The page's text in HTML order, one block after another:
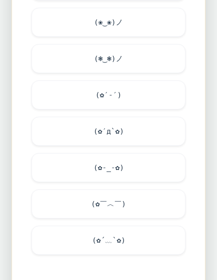
(❀‿❀)ノ
(❃‿❃)ノ
(✿′-′)
(✿′д`✿)
(✿-_-✿)
(✿￣︿￣)
(✿´﹏`✿)